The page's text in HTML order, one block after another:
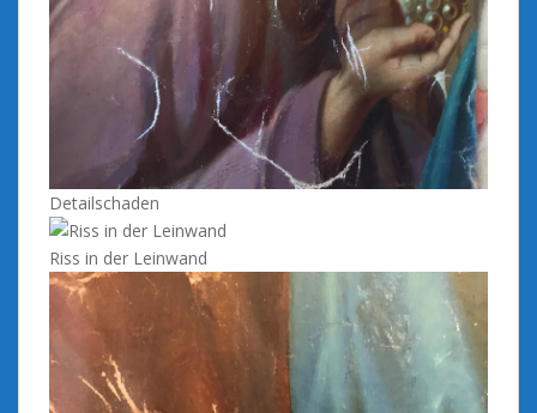
Detailschaden
Riss in der Leinwand